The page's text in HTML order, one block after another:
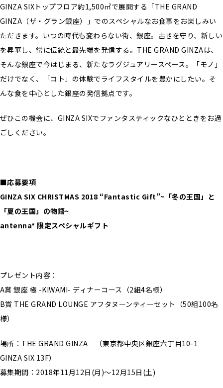
GINZA SIXトップフロア約1,500㎡で展開する「THE GRAND
GINZA（ザ・グラン銀座）」でのスペシャルなお食事をお楽しみい
ただきます。いつの時代も変わらない街、銀座。古きを守り、新しい
を昇華し、常に伝統と最先端を発信する。THE GRAND GINZAは、
そんな銀座で今はじまる、新たなラグジュアリースペース。「モノ」
だけでなく、「コト」の体験でライフスタイルを豊かにしたい。そ
んな食を中心とした銀座の発信拠点です。
ぜひこの機会に、GINZA SIXでファンタスティックなひとときをお過
ごしください。
■応募要項
GINZA SIX CHRISTMAS 2018 “Fantastic Gift”~「冬の王国」と
「夏の王国」の物語~
antenna* 限定スペシャルギフト
プレゼント内容：
A賞 銀座 極 -KIWAMI- ディナーコース（2組4名様）
B賞 THE GRAND LOUNGE アフタヌーンティーセット（50組100名
様）
場所：THE GRAND GINZA （東京都中央区銀座六丁目10-1
GINZA SIX 13F）
募集期間：2018年11月12日(月)～12月15日(土)